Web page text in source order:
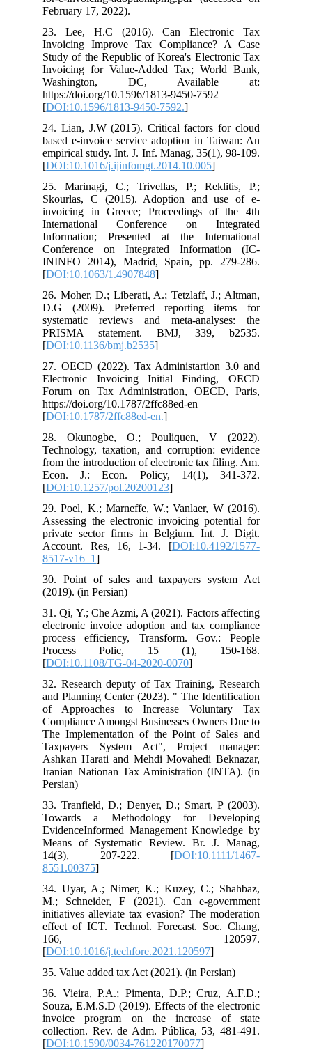
February 17, 2022).
23. Lee, H.C (2016). Can Electronic Tax
Invoicing Improve Tax Compliance? A Case
Study of the Republic of Korea's Electronic Tax
Invoicing for Value-Added Tax; World Bank,
Washington, DC, Available at:
https://doi.org/10.1596/1813-9450-7592
[DOI:10.1596/1813-9450-7592.
24. Lian, J.W (2015). Critical factors for cloud
based e-invoice service adoption in Taiwan: An
empirical study. Int. J. Inf. Manag, 35(1), 98-109.
[DOI:10.1016/j.ijinfomgt.2014.10.005
25. Marinagi, C.; Trivellas, P.; Reklitis, P.;
Skourlas, C (2015). Adoption and use of e-
invoicing in Greece; Proceedings of the 4th
International Conference on Integrated
Information; Presented at the International
Conference on Integrated Information (IC-
ININFO 2014), Madrid, Spain, pp. 279-286.
[DOI:10.1063/1.4907848
26. Moher, D.; Liberati, A.; Tetzlaff, J.; Altman,
D.G (2009). Preferred reporting items for
systematic reviews and meta-analyses: the
PRISMA statement. BMJ, 339, b2535.
[DOI:10.1136/bmj.b2535
27. OECD (2022). Tax Administartion 3.0 and
Electronic Invoicing Initial Finding, OECD
Forum on Tax Administration, OECD, Paris,
https://doi.org/10.1787/2ffc88ed-en
[DOI:10.1787/2ffc88ed-en.
28. Okunogbe, O.; Pouliquen, V (2022).
Technology, taxation, and corruption: evidence
from the introduction of electronic tax filing. Am.
Econ. J.: Econ. Policy, 14(1), 341-372.
[DOI:10.1257/pol.20200123
29. Poel, K.; Marneffe, W.; Vanlaer, W (2016).
Assessing the electronic invoicing potential for
private sector firms in Belgium. Int. J. Digit.
Account. Res, 16, 1-34. [DOI:10.4192/1577-
8517-v16_1
30. Point of sales and taxpayers system Act
(2019). (in Persian)
31. Qi, Y.; Che Azmi, A (2021). Factors affecting
electronic invoice adoption and tax compliance
process efficiency, Transform. Gov.: People
Process Polic, 15 (1), 150-168.
[DOI:10.1108/TG-04-2020-0070
32. Research deputy of Tax Training, Research
and Planning Center (2023). " The Identification
of Approaches to Increase Voluntary Tax
Compliance Amongst Businesses Owners Due to
The Implementation of the Point of Sales and
Taxpayers System Act", Project manager:
Ashkan Harati and Mehdi Movahedi Beknazar,
Iranian Nationan Tax Aministration (INTA). (in
Persian)
33. Tranfield, D.; Denyer, D.; Smart, P (2003).
Towards a Methodology for Developing
EvidenceInformed Management Knowledge by
Means of Systematic Review. Br. J. Manag,
14(3), 207-222. [DOI:10.1111/1467-
8551.00375
34. Uyar, A.; Nimer, K.; Kuzey, C.; Shahbaz,
M.; Schneider, F (2021). Can e-government
initiatives alleviate tax evasion? The moderation
effect of ICT. Technol. Forecast. Soc. Chang,
166, 120597.
[DOI:10.1016/j.techfore.2021.120597
35. Value added tax Act (2021). (in Persian)
36. Vieira, P.A.; Pimenta, D.P.; Cruz, A.F.D.;
Souza, E.M.S.D (2019). Effects of the electronic
invoice program on the increase of state
collection. Rev. de Adm. Pública, 53, 481-491.
[DOI:10.1590/0034-761220170077